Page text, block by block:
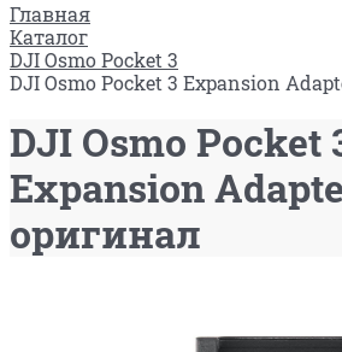
Главная
Каталог
DJI Osmo Pocket 3
DJI Osmo Pocket 3 Expansion
DJI Osmo Pocket
Expansion
оригинал